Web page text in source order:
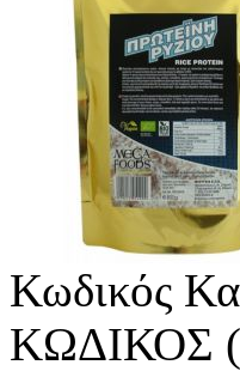
Κωδικός
ΚΩΔΙΚΟΣ